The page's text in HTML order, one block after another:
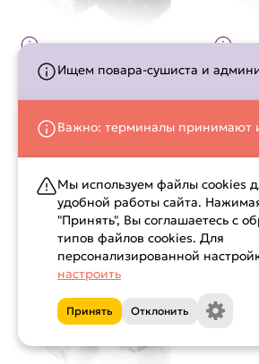
Мы используем файлы cookies
удобной работы сайта.
"Принять", Вы соглашаетесь с
типов файлов cookies. Для
персонализированной
настроить
Принять Отклонить
Шеф
8 шт/ 275 г/ 176.5 ккал
запечённый соус с лососем
21.5руб.
Мистер
кунжут
16руб.